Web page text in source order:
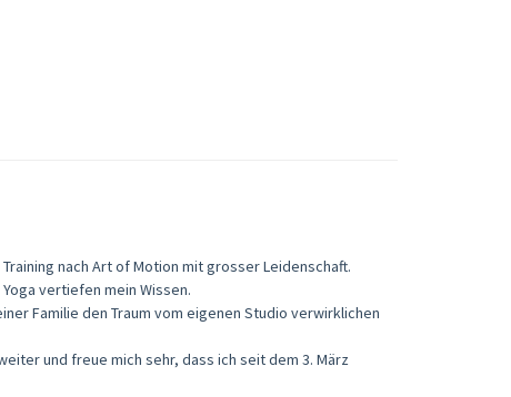
nach Art of Motion mit grosser Leidenschaft.
vertiefen mein Wissen.
Familie den Traum vom eigenen Studio verwirklichen
und freue mich sehr, dass ich seit dem 3. März